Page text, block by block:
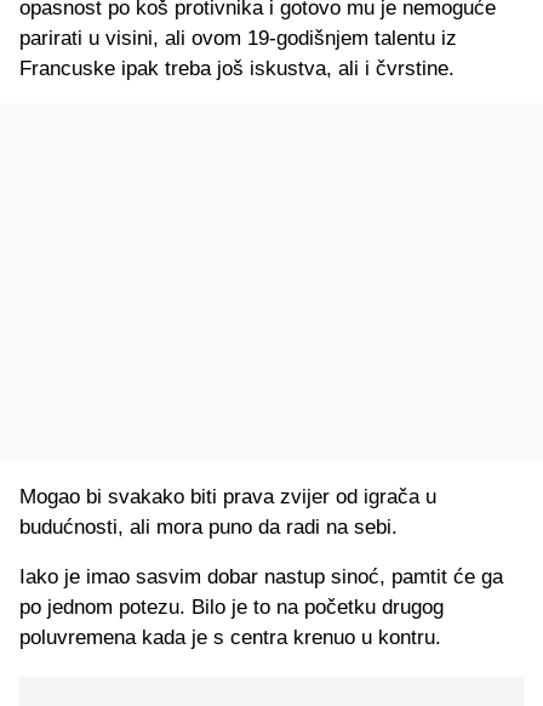
opasnost po koš protivnika i gotovo mu je nemoguće
parirati u visini, ali ovom 19-godišnjem talentu iz
Francuske ipak treba još iskustva, ali i čvrstine.
Mogao bi svakako biti prava zvijer od igrača u
budućnosti, ali mora puno da radi na sebi.
Iako je imao sasvim dobar nastup sinoć, pamtit će ga
po jednom potezu. Bilo je to na početku drugog
poluvremena kada je s centra krenuo u kontru.